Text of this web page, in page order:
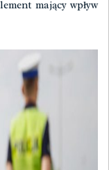
mający wpływ